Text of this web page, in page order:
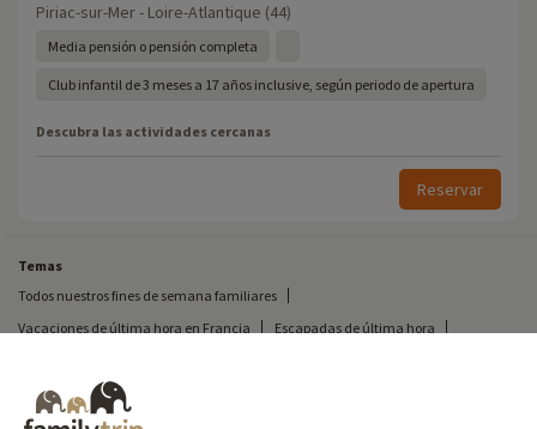
Piriac-sur-Mer - Loire-Atlantique (44)
Media pensión o pensión completa
Club infantil de 3 meses a 17 años inclusive, según periodo de apertura
Descubra las actividades cercanas
Reservar
Temas
Todos nuestros fines de semana familiares
Vacaciones de última hora en Francia
Escapadas de última hora
Vacaciones en camping en Francia
Destinos